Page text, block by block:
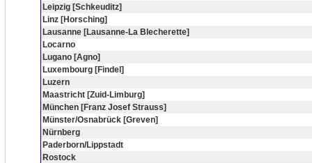
Leipzig [Schkeuditz]
Linz [Horsching]
Lausanne [Lausanne-La Blecherette]
Locarno
Lugano [Agno]
Luxembourg [Findel]
Luzern
Maastricht [Zuid-Limburg]
München [Franz Josef Strauss]
Münster/Osnabrück [Greven]
Nürnberg
Paderborn/Lippstadt
Rostock